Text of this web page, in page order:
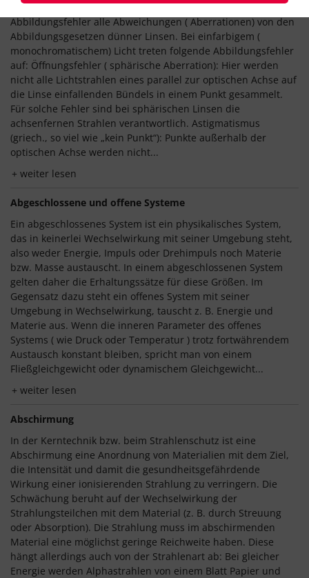
Bei einer optischen Abbildung versteht man unter einem
Abbildungsfehler alle Abweichungen ( Aberrationen) von den
Abbildungsgesetzen dünner Linsen. Bei einfarbigem (
monochromatischem) Licht treten folgende Abbildungsfehler
auf: Öffnungsfehler ( sphärische Aberration): Hier werden
nicht alle Lichtstrahlen eines parallel zur optischen Achse auf
die Linse einfallenden Bündels in einem Punkt gesammelt.
Für solche Fehler sind bei sphärischen Linsen die
achsenfernen Strahlen verantwortlich. Astigmatismus
(griech., so viel wie „kein Punkt“): Punkte außerhalb der
optischen Achse werden nicht...
weiter lesen
Abgeschlossene und offene Systeme
Ein abgeschlossenes System ist ein physikalisches System,
das in keinerlei Wechselwirkung mit seiner Umgebung steht,
also weder Energie, Impuls oder Drehimpuls noch Materie
bzw. Masse austauscht. In einem abgeschlossenen System
gelten daher die Erhaltungssätze für diese Größen. Im
Gegensatz dazu steht ein offenes System mit seiner
Umgebung in Wechselwirkung, tauscht z. B. Energie und
Materie aus. Wenn die inneren Parameter des offenes
Systems ( wie Druck oder Temperatur ) trotz fortwährendem
Austausch konstant bleiben, spricht man von einem
Fließgleichgewicht oder dynamischem Gleichgewicht...
weiter lesen
Abschirmung
In der Kerntechnik bzw. beim Strahlenschutz ist eine
Abschirmung eine Anordnung von Materialien mit dem Ziel,
die Intensität und damit die gesundheitsgefährdende
Wirkung einer ionisierenden Strahlung zu verringern. Die
Schwächung beruht auf der Wechselwirkung der
Strahlungsteilchen mit dem Material (z. B. durch Streuung
oder Absorption). Die Strahlung muss im abschirmenden
Material eine möglichst geringe Reichweite haben. Diese
hängt allerdings auch von der Strahlenart ab: Bei gleicher
Energie werden Alphastrahlen von einem Blatt Papier und